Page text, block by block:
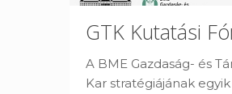
GTK Kutatási
A BME Gazdaság- és
Kar stratégiájának